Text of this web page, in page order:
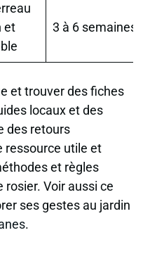
et
3 à 6 semaines
et trouver des fiches
locaux et des
des retours
ressource utile et
et règles
rosier. Voir aussi ce
ses gestes au jardin
.